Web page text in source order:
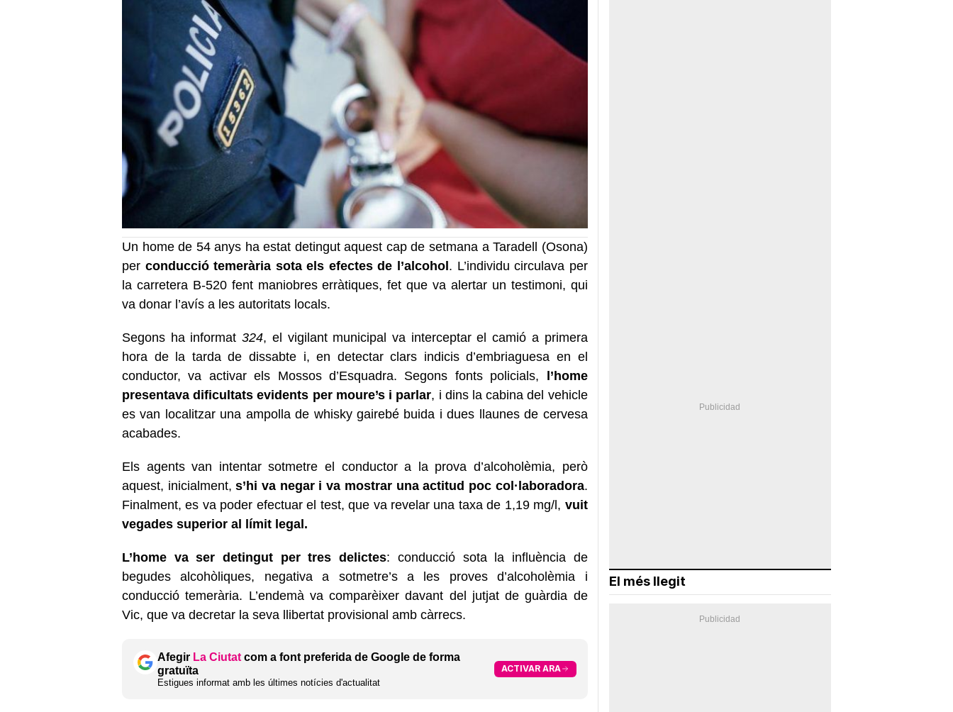
Un home de 54 anys ha estat detingut aquest cap de setmana a Taradell (Osona)
per conducció temerària sota els efectes de l’alcohol. L’individu circulava per
la carretera B-520 fent maniobres erràtiques, fet que va alertar un testimoni, qui
va donar l’avís a les autoritats locals.
Segons ha informat324, el vigilant municipal va interceptar el camió a primera
hora de la tarda de dissabte i, en detectar clars indicis d’embriaguesa en el
conductor, va activar els Mossos d’Esquadra. Segons fonts policials, l’home
presentava dificultats evidents per moure’s i parlar, i dins la cabina del vehicle
es van localitzar una ampolla de whisky gairebé buida i dues llaunes de cervesa
acabades.
Els agents van intentar sotmetre el conductor a la prova d’alcoholèmia, però
aquest, inicialment,s’hi va negar i va mostrar una actitud poc col·laboradora.
Finalment, es va poder efectuar el test, que va revelar una taxa de 1,19 mg/l, vuit
vegades superior al límit legal.
L’home va ser detingut per tres delictes: conducció sota la influència de
begudes alcohòliques, negativa a sotmetre’s a les proves d’alcoholèmia i
conducció temerària. L’endemà va comparèixer davant del jutjat de guàrdia de
Vic, que va decretar la seva llibertat provisional amb càrrecs.
Afegir La Ciutat com a font preferida de Google de forma
gratuïta
Estigues informat amb les últimes notícies d'actualitat
ACTIVAR ARA
El més llegit